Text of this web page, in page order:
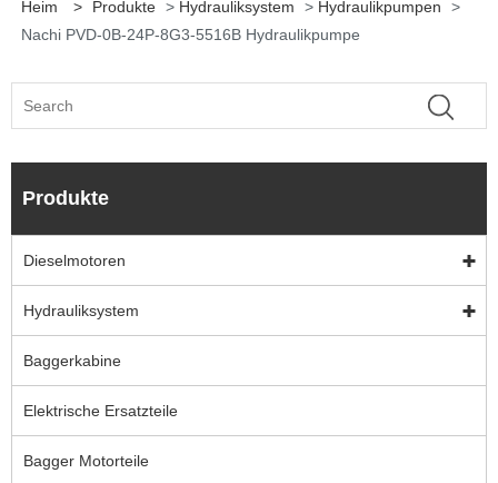
Heim > Produkte > Hydrauliksystem > Hydraulikpumpen
>
Nachi PVD-0B-24P-8G3-5516B Hydraulikpumpe
Produkte
Dieselmotoren
Hydrauliksystem
Baggerkabine
Elektrische Ersatzteile
Bagger Motorteile